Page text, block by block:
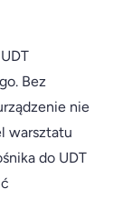
Bez
nie
warsztatu
do UDT